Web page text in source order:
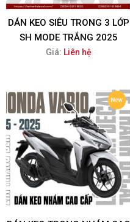
DÁN KEO SIÊU TRONG 3 LỚP
SH MODE TRẮNG 2025
Giá: Liên hệ